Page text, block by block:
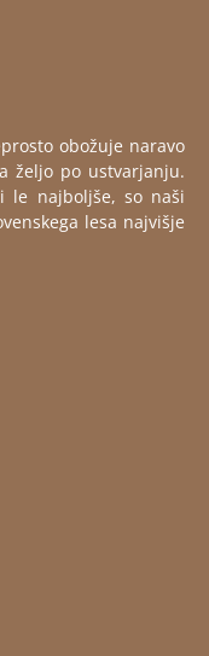
obožuje naravo
željo po ustvarjanju.
le najboljše, so naši
lesa najvišje